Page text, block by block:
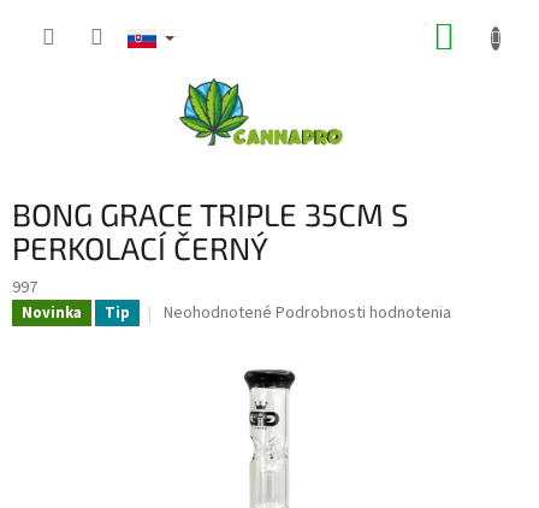
BONG GRACE TRIPLE 35CM S
PERKOLACÍ ČERNÝ
997
Novinka Tip
Priemerné
Neohodnotené Podrobnosti hodnotenia